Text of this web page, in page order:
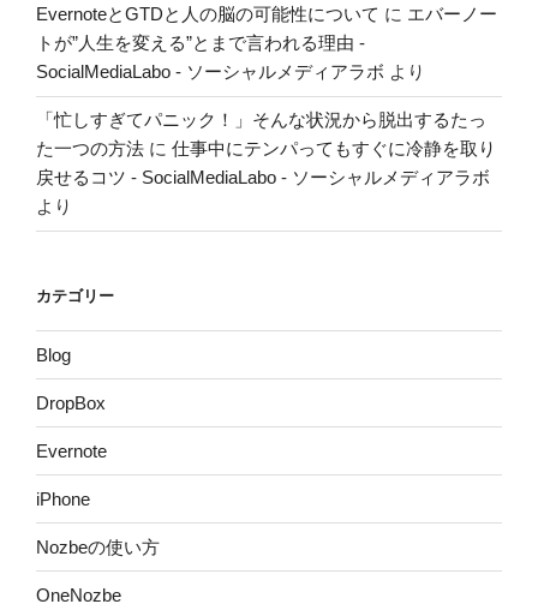
EvernoteとGTDと人の脳の可能性について に エバーノー
トが”人生を変える”とまで言われる理由 -
SocialMediaLabo - ソーシャルメディアラボ より
「忙しすぎてパニック！」そんな状況から脱出するたっ
た一つの方法 に 仕事中にテンパってもすぐに冷静を取り
戻せるコツ - SocialMediaLabo - ソーシャルメディアラボ
より
カテゴリー
Blog
DropBox
Evernote
iPhone
Nozbeの使い方
OneNozbe